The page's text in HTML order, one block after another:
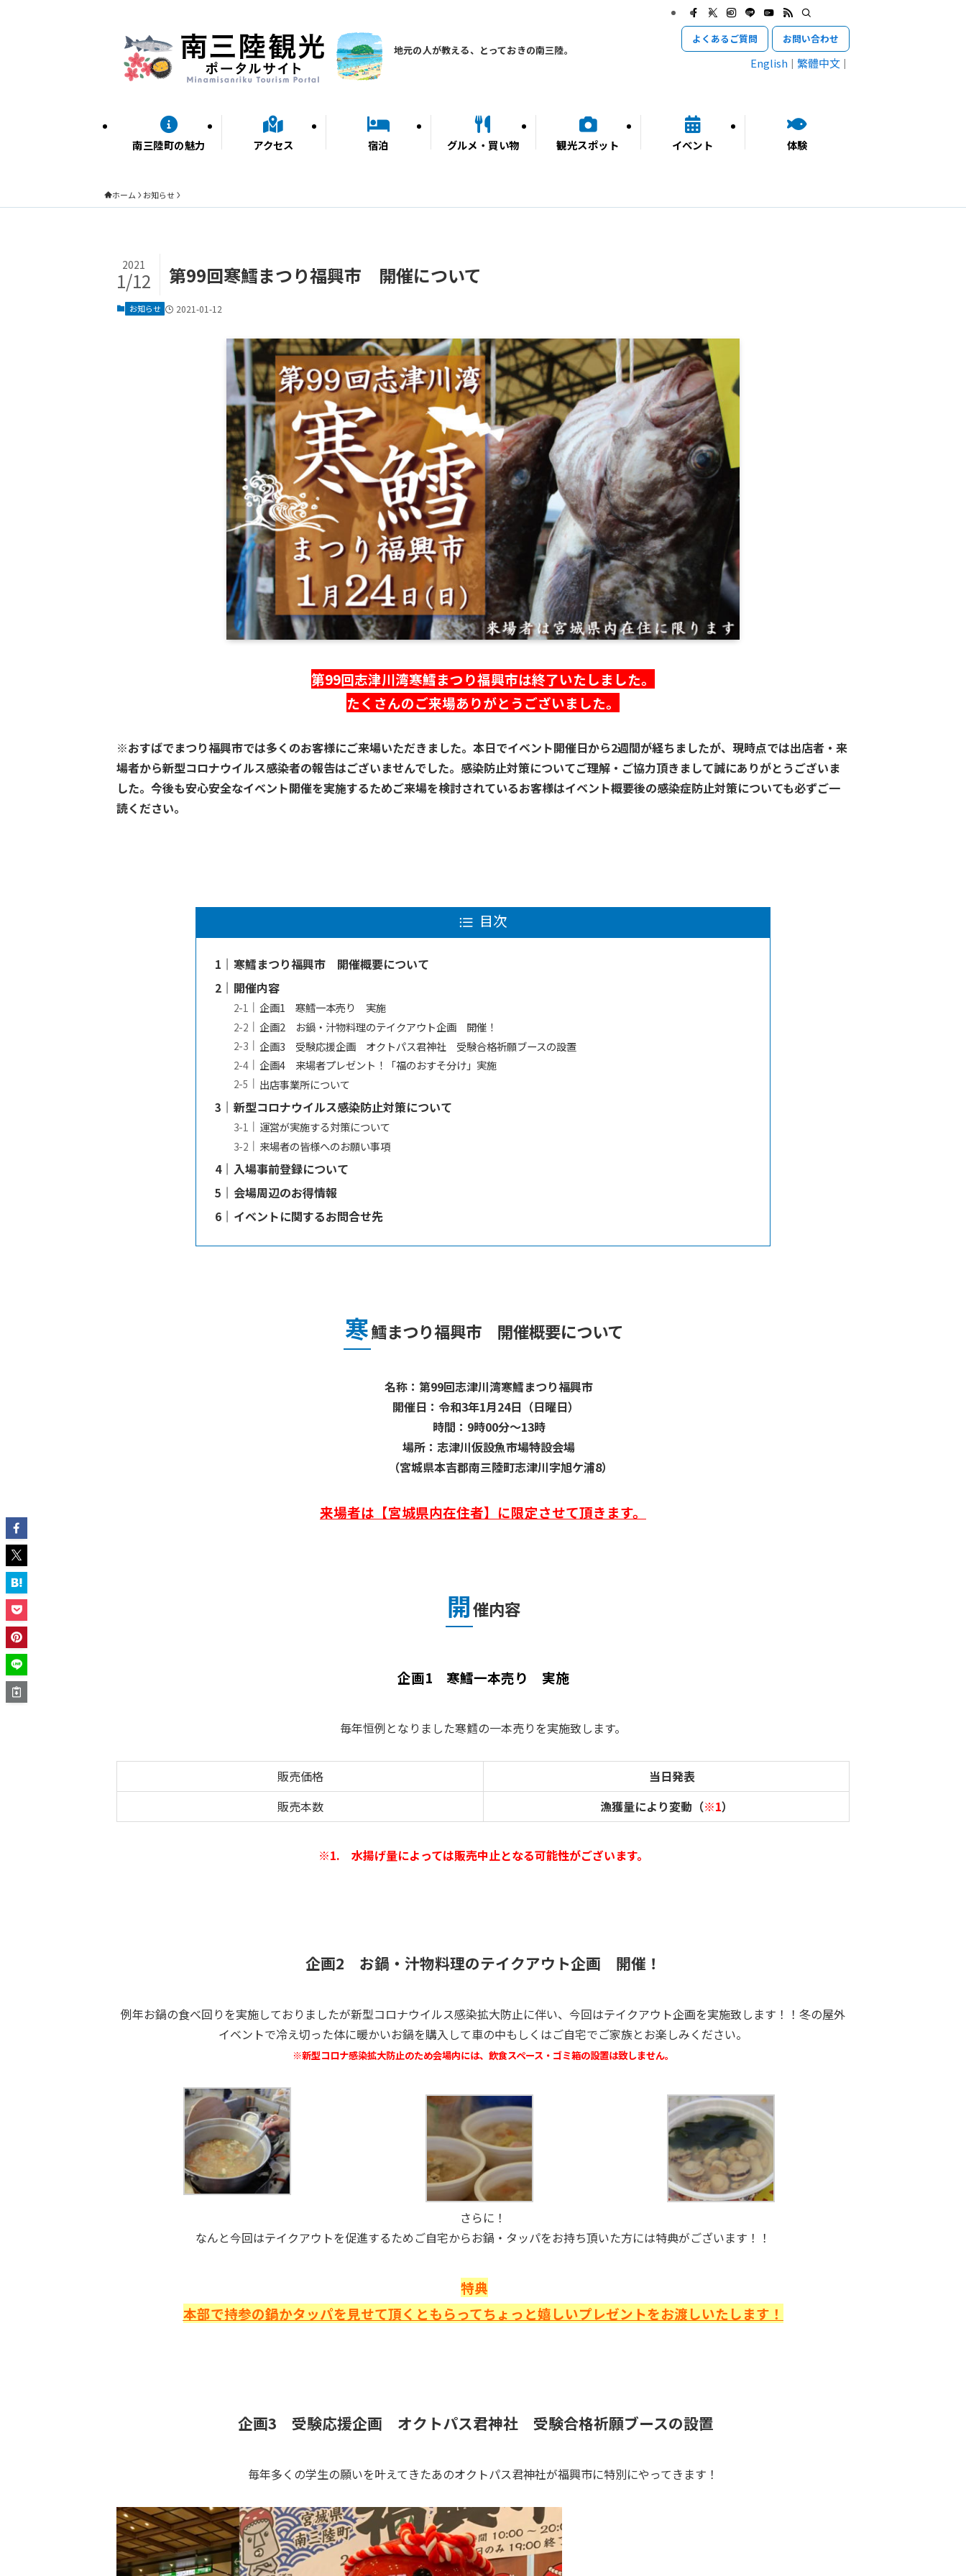
地元の人が教える、とっておきの南三陸。
南三陸町の魅力 アクセス 宿泊 グルメ・買い物 観光スポット イベント 体験
よくあるご質問 お問い合わせ
English 繁體中文
ホーム お知らせ
第99回寒鱈まつり福興市 開催について
2021
1/12
お知らせ 2021-01-12
第99回志津川湾寒鱈まつり福興市は終了いたしました。
たくさんのご来場ありがとうございました。
※おすばでまつり福興市では多くのお客様にご来場いただきました。 本日でイベント開催日から2週間が経ちましたが、現時点では出店者・来
場者から新型コロナウイルス感染者の報告はございませんでした。感染防止対策についてご理解・ご協力頂き まして誠にありがとうございま
した。今後も安心安全なイベント開催を実施するためご来場を検討されているお客様はイベント概要後の感染症防止対策についても必ずご一
読ください。
目次
寒鱈まつり福興市 開催概要について
開催内容
企画1 寒鱈一本売り 実施
企画2 お鍋・汁物料理のテイクアウト企画 開催！
企画3 受験応援企画 オクトパス君神社 受験合格祈願ブースの設置
企画4 来場者プレゼント！「福のおすそ分け」実施
出店事業所について
新型コロナウイルス感染防止対策について
運営が実施する対策について
来場者の皆様へのお願い事項
入場事前登録について
会場周辺のお得情報
イベントに関するお問合せ先
寒鱈まつり福興市 開催概要について
名称：第99回志津川湾寒鱈まつり福興市
開催日：令和3年1月24日（日曜日）
時間：9時00分～13時
場所：志津川仮設魚市場特設会場
（宮城県本吉郡南三陸町志津川字旭ケ浦8）
来場者は【宮城県内在住者】に限定させて頂きます。
開催内容
企画1 寒鱈一本売り 実施
毎年恒例となりました寒鱈の一本売りを実施致します。
販売価格
当日発表
販売本数
漁獲量により変動（※1）
※1. 水揚げ量によっては販売中止となる可能性がございます。
企画2 お鍋・汁物料理のテイクアウト企画 開催！
例年お鍋の食べ回りを実施しておりましたが新型コロナウイルス感染拡大防止に伴い、今回はテイクアウト企画を実施致します！！冬の屋外
イベントで冷え切った体に暖かいお鍋を購入して車の中もしくはご自宅でご家族とお楽しみください。
※新型コロナ感染拡大防止のため会場内には、飲食スペース・ゴミ箱の設置は致しません。
さらに！
なんと今回はテイクアウトを促進するためご自宅からお鍋・タッパをお持ち頂いた方には特典がございます！！
特典
本部で持参の鍋かタッパを見せて頂くともらってちょっと嬉しいプレゼントをお渡しいたします！
企画3 受験応援企画 オクトパス君神社 受験合格祈願ブースの設置
毎年多くの学生の願いを叶えてきたあのオクトパス君神社が福興市に特別にやってきます！